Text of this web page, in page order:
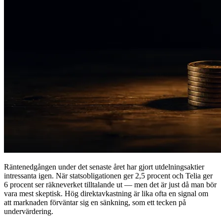
Räntenedgången under det senaste året har gjort utdelningsaktier
intressanta igen. När statsobligationen ger 2,5 procent och Telia ger
6 procent ser räkneverket tilltalande ut — men det är just då man bör
vara mest skeptisk. Hög direktavkastning är lika ofta en signal om
att marknaden förväntar sig en sänkning, som ett tecken på
undervärdering.